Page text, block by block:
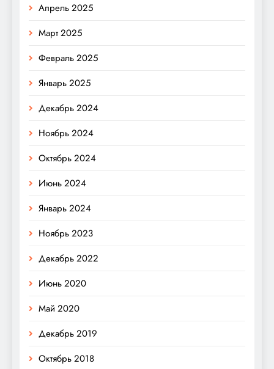
Апрель 2025
Март 2025
Февраль 2025
Январь 2025
Декабрь 2024
Ноябрь 2024
Октябрь 2024
Июнь 2024
Январь 2024
Ноябрь 2023
Декабрь 2022
Июнь 2020
Май 2020
Декабрь 2019
Октябрь 2018